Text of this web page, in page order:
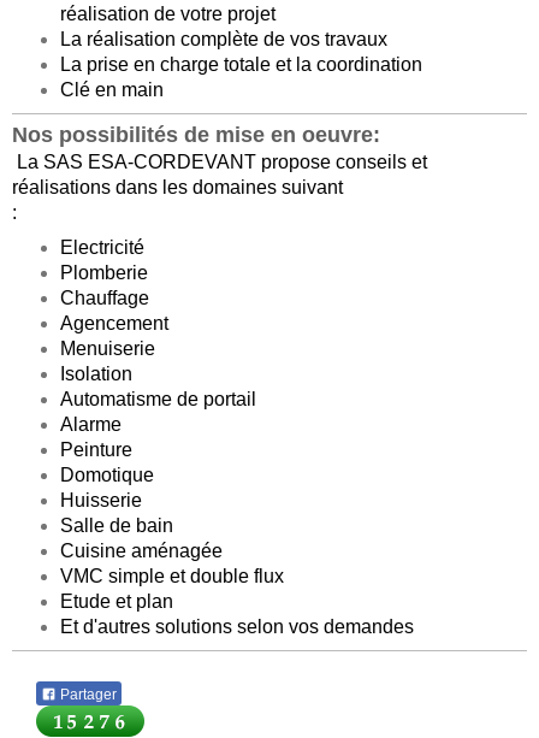
réalisation de votre projet
La réalisation complète de vos travaux
La prise en charge totale et la coordination
Clé en main
Nos possibilités de mise en oeuvre:
La SAS ESA-CORDEVANT propose conseils et
réalisations dans les domaines suivant
:
Electricité
Plomberie
Chauffage
Agencement
Menuiserie
Isolation
Automatisme de portail
Alarme
Peinture
Domotique
Huisserie
Salle de bain
Cuisine aménagée
VMC simple et double flux
Etude et plan
Et d'autres solutions selon vos demandes
Partager